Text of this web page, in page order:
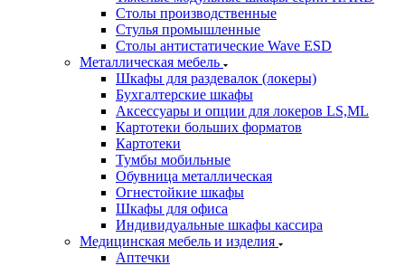
Столы производственные
Стулья промышленные
Столы антистатические Wave ESD
Металлическая мебель
Шкафы для раздевалок (локеры)
Бухгалтерские шкафы
Аксессуары и опции для локеров LS,ML
Картотеки больших форматов
Картотеки
Тумбы мобильные
Обувница металлическая
Огнестойкие шкафы
Шкафы для офиса
Индивидуальные шкафы кассира
Медицинская мебель и изделия
Аптечки